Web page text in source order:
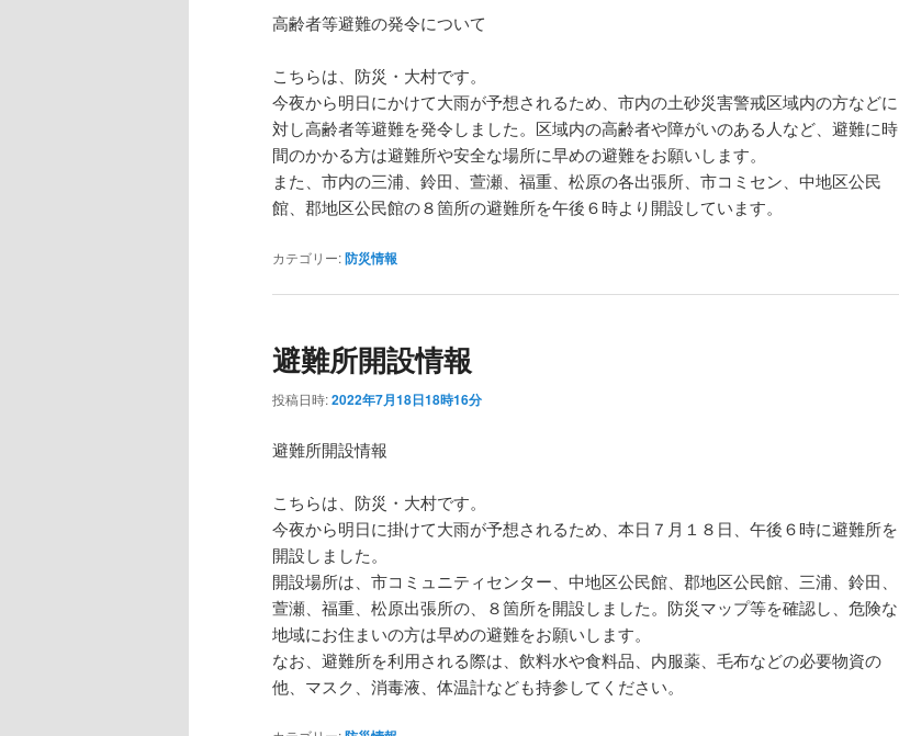
高齢者等避難の発令について
こちらは、防災・大村です。
今夜から明日にかけて大雨が予想されるため、市内の土砂災害警戒区域内の方などに
対し高齢者等避難を発令しました。区域内の高齢者や障がいのある人など、避難に時
間のかかる方は避難所や安全な場所に早めの避難をお願いします。
また、市内の三浦、鈴田、萱瀬、福重、松原の各出張所、市コミセン、中地区公民
館、郡地区公民館の８箇所の避難所を午後６時より開設しています。
カテゴリー:防災情報
避難所開設情報
投稿日時:2022年7月18日18時16分
避難所開設情報
こちらは、防災・大村です。
今夜から明日に掛けて大雨が予想されるため、本日７月１８日、午後６時に避難所を
開設しました。
開設場所は、市コミュニティセンター、中地区公民館、郡地区公民館、三浦、鈴田、
萱瀬、福重、松原出張所の、８箇所を開設しました。防災マップ等を確認し、危険な
地域にお住まいの方は早めの避難をお願いします。
なお、避難所を利用される際は、飲料水や食料品、内服薬、毛布などの必要物資の
他、マスク、消毒液、体温計なども持参してください。